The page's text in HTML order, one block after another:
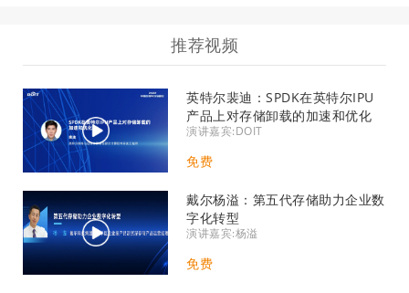
推荐视频
英特尔裴迪：SPDK在英特尔IPU
产品上对存储卸载的加速和优化
演讲嘉宾:DOIT
免费
戴尔杨溢：第五代存储助力企业数
字化转型
演讲嘉宾:杨溢
免费